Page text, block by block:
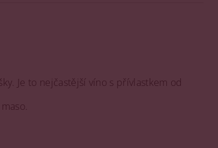
Je to nejčastější víno s přívlastkem od